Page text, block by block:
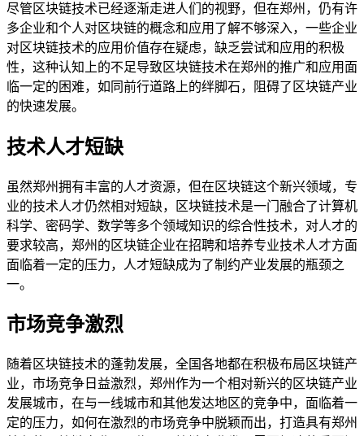
尽管区块链技术已经逐渐走进人们的视野，但在郑州，仍有许
多企业和个人对区块链的概念和应用了解不够深入，一些企业
对区块链技术的应用价值存在疑虑，缺乏尝试和应用的积极
性，这种认知上的不足导致区块链技术在郑州的推广和应用面
临一定的困难，如同前行道路上的绊脚石，阻碍了区块链产业
的快速发展。
技术人才短缺
虽然郑州拥有丰富的人才资源，但在区块链这个新兴领域，专
业的技术人才仍然相对短缺，区块链技术是一门融合了计算机
科学、密码学、数学等多个领域知识的综合性技术，对人才的
要求较高，郑州的区块链企业在招聘和培养专业技术人才方面
面临着一定的压力，人才短缺成为了制约产业发展的瓶颈之
一。
市场竞争激烈
随着区块链技术的蓬勃发展，全国各地都在积极布局区块链产
业，市场竞争日益激烈，郑州作为一个相对新兴的区块链产业
发展城市，在与一线城市和其他发达地区的竞争中，面临着一
定的压力，如何在激烈的市场竞争中脱颖而出，打造具有郑州